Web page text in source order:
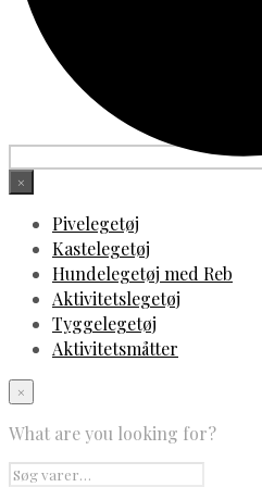
×
Pivelegetøj
Kastelegetøj
Hundelegetøj med Reb
Aktivitetslegetøj
Tyggelegetøj
Aktivitetsmåtter
×
What are you looking for?